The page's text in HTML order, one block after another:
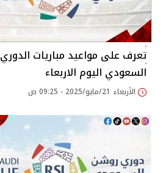
تعرف على مواعيد مباريات الدوري
السعودي اليوم الاربعاء
الأربعاء 21/مايو/2025 - 09:25 ص